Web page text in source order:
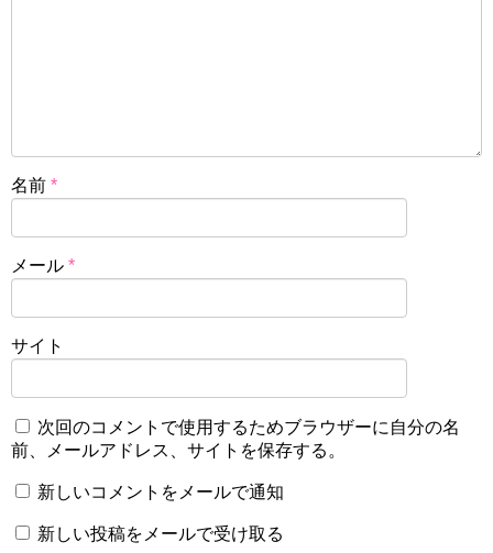
名前 *
メール *
サイト
次回のコメントで使用するためブラウザーに自分の名
前、メールアドレス、サイトを保存する。
新しいコメントをメールで通知
新しい投稿をメールで受け取る